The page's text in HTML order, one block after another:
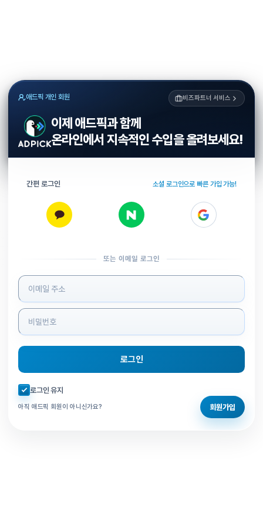
애드픽 개인 회원 비즈파트너 서비스
이제 애드픽과 함께
온라인에서 지속적인 수입을 올려보세요!
간편 로그인 소셜 로그인으로 빠른 가입 가능!
또는 이메일 로그인
로그인 정보 입력
로그인
자동로그인 체크
로그인 유지
아직 애드픽 회원이 아니신가요? 회원가입